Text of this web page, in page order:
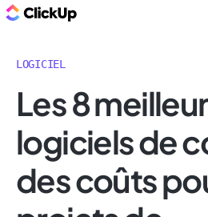
LOGICIEL
Les 8
logiciels de
des coûts